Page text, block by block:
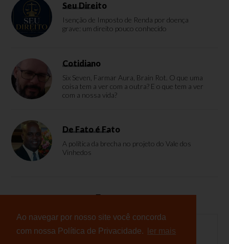
Ao navegar por nosso site você concorda
com nossa Política de Privacidade.
ler mais
Seu Direito
Isenção de Imposto de Renda por doença
grave: um direito pouco conhecido
Cotidiano
Six Seven, Farmar Aura, Brain Rot. O que uma
coisa tem a ver com a outra? E o que tem a ver
com a nossa vida?
De Fato é Fato
A política da brecha no projeto do Vale dos
Vinhedos
Enquete